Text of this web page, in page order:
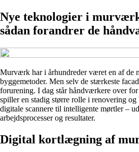
Nye teknologier i
sådan forandrer de
Murværk har i århundreder været en af de
byggemetoder. Men selv de stærkeste
forurening. I dag står håndværkere over
spiller en stadig større rolle i renovering
digitale scannere til intelligente mørtler –
arbejdsprocesser og resultater.
Digital kortlægning af